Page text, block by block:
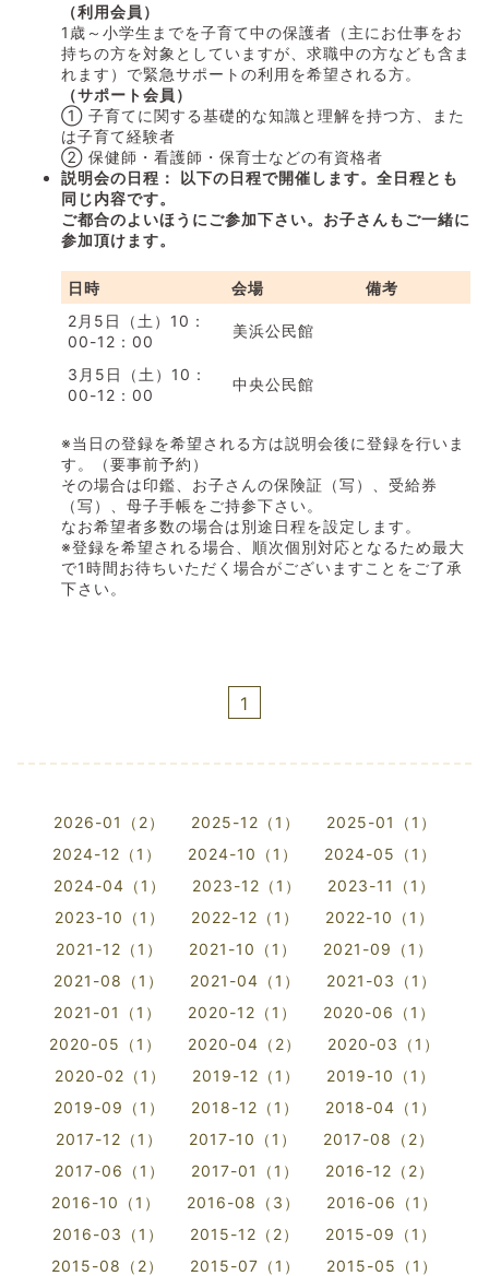
（利用会員）
1歳～小学生までを子育て中の保護者（主にお仕事をお
持ちの方を対象としていますが、求職中の方なども含ま
れます）で緊急サポートの利用を希望される方。
（サポート会員）
① 子育てに関する基礎的な知識と理解を持つ方、また
は子育て経験者
② 保健師・看護師・保育士などの有資格者
説明会の日程： 以下の日程で開催します。全日程とも
同じ内容です。
ご都合のよいほうにご参加下さい。お子さんもご一緒に
参加頂けます。
日時 会場
備考
2月5日（土）10：
00-12：00
美浜公民館
3月5日（土）10：
00-12：00
中央公民館
※当日の登録を希望される方は説明会後に登録を行いま
す。（要事前予約）
その場合は印鑑、お子さんの保険証（写）、受給券
（写）、母子手帳をご持参下さい。
なお希望者多数の場合は別途日程を設定します。
※登録を希望される場合、順次個別対応となるため最大
で1時間お待ちいただく場合がございますことをご了承
下さい。
1
2026-01（2） 2025-12（1）
2025-01（1）
2024-12（1）
2024-10（1）
2024-05（1）
2024-04（1）
2023-12（1）
2023-11（1）
2023-10（1）
2022-12（1）
2022-10（1）
2021-12（1）
2021-10（1）
2021-09（1）
2021-08（1）
2021-04（1）
2021-03（1）
2021-01（1）
2020-12（1）
2020-06（1）
2020-05（1）
2020-04（2）
2020-03（1）
2020-02（1）
2019-12（1）
2019-10（1）
2019-09（1）
2018-12（1）
2018-04（1）
2017-12（1）
2017-10（1）
2017-08（2）
2017-06（1）
2017-01（1）
2016-12（2）
2016-10（1）
2016-08（3）
2016-06（1）
2016-03（1）
2015-12（2）
2015-09（1）
2015-08（2）
2015-07（1）
2015-05（1）